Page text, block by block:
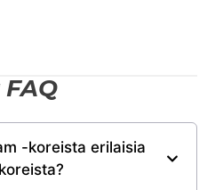
-koreista erilaisia